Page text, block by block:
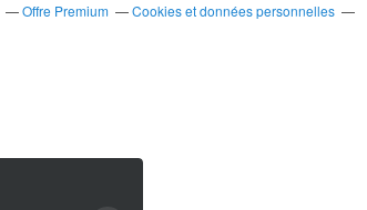
Offre Premium
Cookies et données personnelles